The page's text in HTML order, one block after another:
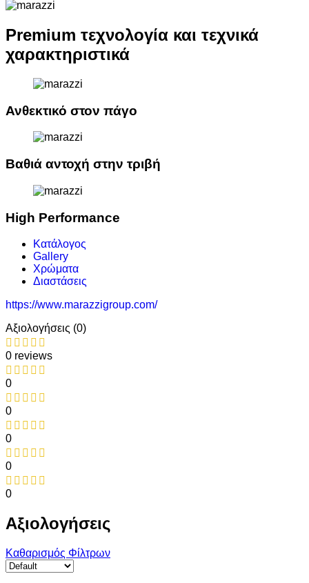
Premium τεχνολογία και τεχνικά
χαρακτηριστικά
Ανθεκτικό στον πάγο
Βαθιά αντοχή στην τριβή
High Performance
Κατάλογος
Gallery
Χρώματα
Διαστάσεις
https://www.marazzigroup.com/
Αξιολογήσεις (0)
0 reviews
0
0
0
0
0
Αξιολογήσεις
Καθαρισμός Φίλτρων